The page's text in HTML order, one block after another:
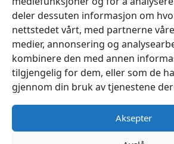
deler dessuten informasjon om
nettstedet vårt, med partnerne
medier, annonsering og
kombinere den med annen
tilgjengelig for dem, eller som de
gjennom din bruk av tjenestene
Aksepter